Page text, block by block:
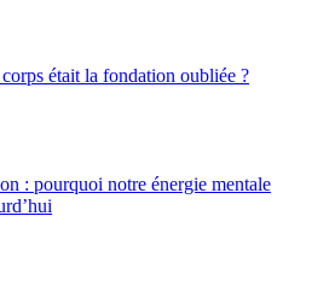
était la fondation oubliée ?
: pourquoi notre énergie mentale